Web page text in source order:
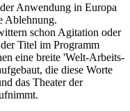
Anwendung in Europa
Ablehnung.
schon Agitation oder
Titel im Programm
eine breite 'Welt-Arbeits-
die diese Worte
das Theater der